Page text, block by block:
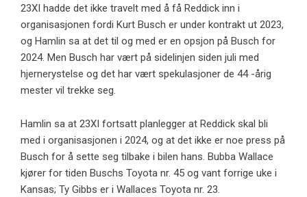
23XI hadde det ikke travelt med å få Reddick inn i
organisasjonen fordi Kurt Busch er under kontrakt ut 2023,
og Hamlin sa at det til og med er en opsjon på Busch for
2024. Men Busch har vært på sidelinjen siden juli med
hjernerystelse og det har vært spekulasjoner de 44 -årig
mester vil trekke seg.
Hamlin sa at 23XI fortsatt planlegger at Reddick skal bli
med i organisasjonen i 2024, og at det ikke er noe press på
Busch for å sette seg tilbake i bilen hans. Bubba Wallace
kjører for tiden Buschs Toyota nr. 45 og vant forrige uke i
Kansas; Ty Gibbs er i Wallaces Toyota nr. 23.